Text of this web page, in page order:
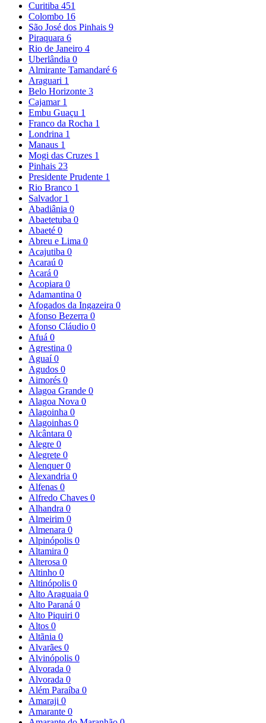
Curitiba 451
Colombo 16
São José dos Pinhais 9
Piraquara 6
Rio de Janeiro 4
Uberlândia 0
Almirante Tamandaré 6
Araguari 1
Belo Horizonte 3
Cajamar 1
Embu Guaçu 1
Franco da Rocha 1
Londrina 1
Manaus 1
Mogi das Cruzes 1
Pinhais 23
Presidente Prudente 1
Rio Branco 1
Salvador 1
Abadiânia 0
Abaetetuba 0
Abaeté 0
Abreu e Lima 0
Acajutiba 0
Acaraú 0
Acará 0
Acopiara 0
Adamantina 0
Afogados da Ingazeira 0
Afonso Bezerra 0
Afonso Cláudio 0
Afuá 0
Agrestina 0
Aguaí0
Agudos 0
Aimorés 0
Alagoa Grande 0
Alagoa Nova 0
Alagoinha 0
Alagoinhas 0
Alcântara 0
Alegre 0
Alegrete 0
Alenquer0
Alexandria 0
Alfenas 0
Alfredo Chaves 0
Alhandra 0
Almeirim 0
Almenara 0
Alpinópolis 0
Altamira 0
Alterosa 0
Altinho 0
Altinópolis 0
Alto Araguaia 0
Alto Paraná 0
Alto Piquiri 0
Altos 0
Altãnia 0
Alvarães 0
Alvinópolis 0
Alvorada 0
Alvorada 0
Além Paraíba 0
Amaraji 0
Amarante 0